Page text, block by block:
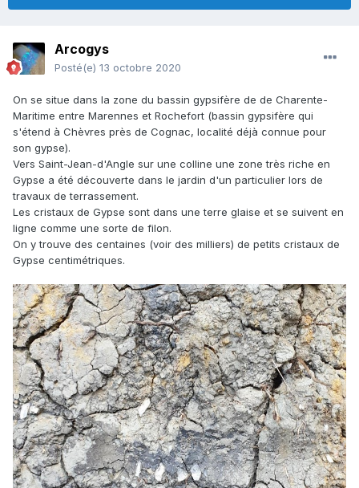
Arcogys
Posté(e) 13 octobre 2020
On se situe dans la zone du bassin gypsifère de de Charente-
Maritime entre Marennes et Rochefort (bassin gypsifère qui
s'étend à Chèvres près de Cognac, localité déjà connue pour
son gypse).
Vers Saint-Jean-d'Angle sur une colline une zone très riche en
Gypse a été découverte dans le jardin d'un particulier lors de
travaux de terrassement.
Les cristaux de Gypse sont dans une terre glaise et se suivent en
ligne comme une sorte de filon.
On y trouve des centaines (voir des milliers) de petits cristaux de
Gypse centimétriques.